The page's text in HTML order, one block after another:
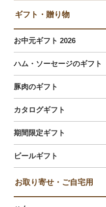
ギフト・贈り物
お中元ギフト 2026
ハム・ソーセージのギフト
豚肉のギフト
カタログギフト
期間限定ギフト
ビールギフト
お取り寄せ・ご自宅用